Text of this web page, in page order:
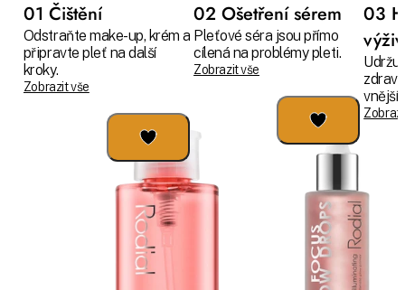
01 Čištění
Odstraňte make-up, krém a
připravte pleť na další
kroky.
Zobrazit vše
02 Ošetření sérem
Pleťové séra jsou přímo
cílená na problémy pleti.
Zobrazit vše
03